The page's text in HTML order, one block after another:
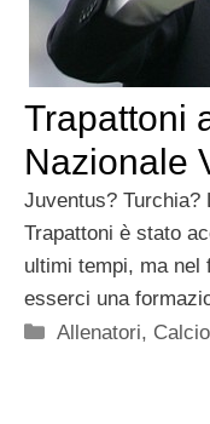
Trapattoni
Nazionale
Juventus? Turchia?
Trapattoni è stato
ultimi tempi, ma nel
esserci una
Categorie
Allenatori,